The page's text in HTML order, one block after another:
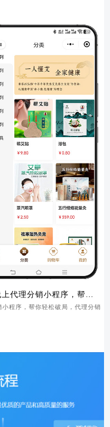
代理分销小程序，帮你
程序，帮你轻松破局，代理分销